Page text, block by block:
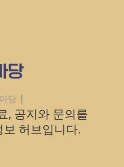
당
당|
, 공지와 문의를
허브입니다.